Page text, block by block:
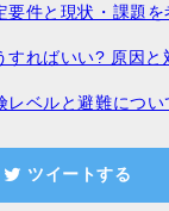
要件と現状・課題を
すればいい? 原因と
レベルと避難につい